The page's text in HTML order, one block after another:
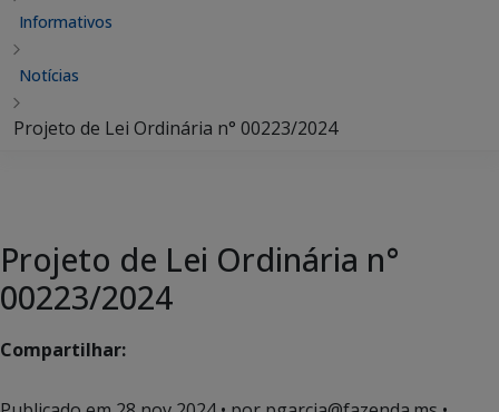
Informativos
Notícias
Projeto de Lei Ordinária n° 00223/2024
Projeto de Lei Ordinária n°
00223/2024
Compartilhar: